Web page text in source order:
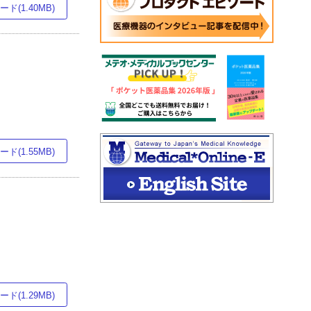
ド(1.40MB)
ド(1.55MB)
ド(1.29MB)